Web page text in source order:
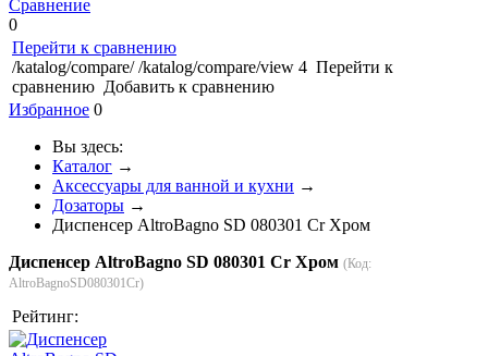
Сравнение
0
Перейти к сравнению
/katalog/compare/ /katalog/compare/view 4 Перейти к
сравнению Добавить к сравнению
Избранное 0
Вы здесь:
Каталог →
Аксессуары для ванной и кухни →
Дозаторы →
Диспенсер AltroBagno SD 080301 Cr Хром
Диспенсер AltroBagno SD 080301 Cr Хром (Код:
AltroBagnoSD080301Cr)
Рейтинг: